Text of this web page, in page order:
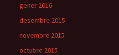
gener 2016
desembre 2015
novembre 2015
octubre 2015